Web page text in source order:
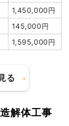
1,450,000円
145,000円
1,595,000円
る
解体工事